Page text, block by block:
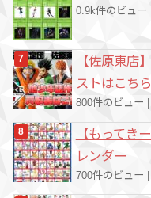
0.9k件のビュー
【佐原東
ストはこ
800件のビュー
【もってき
レンダー
700件のビュー